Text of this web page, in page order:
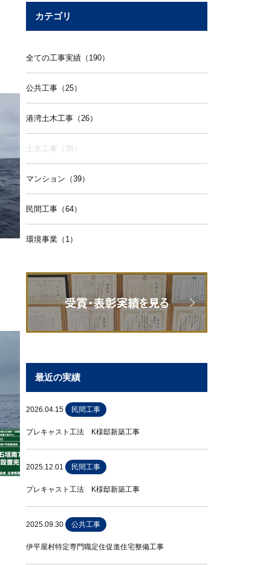
カテゴリ
全ての工事実績（190）
公共工事（25）
港湾土木工事（26）
土木工事（35）
マンション（39）
民間工事（64）
環境事業（1）
最近の実績
2026.04.15 民間工事
プレキャスト工法 K様邸新築工事
2025.12.01 民間工事
プレキャスト工法 K様邸新築工事
2025.09.30 公共工事
伊平屋村特定専門職定住促進住宅整備工事